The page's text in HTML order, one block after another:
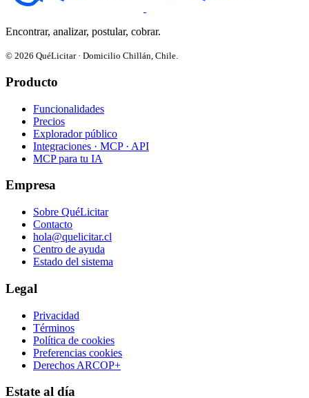
Encontrar, analizar, postular, cobrar.
© 2026 QuéLicitar · Domicilio Chillán, Chile.
Producto
Funcionalidades
Precios
Explorador público
Integraciones · MCP · API
MCP para tu IA
Empresa
Sobre QuéLicitar
Contacto
hola@quelicitar.cl
Centro de ayuda
Estado del sistema
Legal
Privacidad
Términos
Política de cookies
Preferencias cookies
Derechos ARCOP+
Estate al día